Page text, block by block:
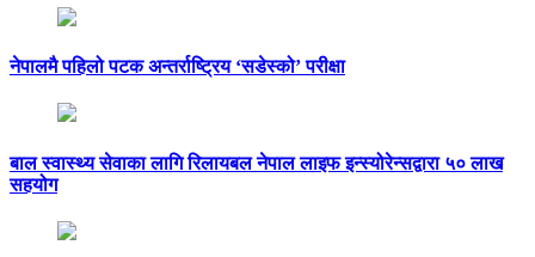
नेपालमै पहिलो पटक अन्तर्राष्ट्रिय ‘सडेस्को’ परीक्षा
बाल स्वास्थ्य सेवाका लागि रिलायबल नेपाल लाइफ इन्स्योरेन्सद्वारा ५० लाख
सहयोग